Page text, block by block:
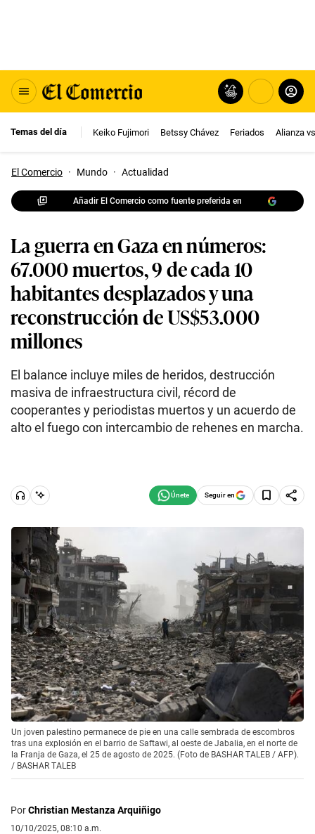
Temas del día Keiko Fujimori Betssy Chávez Feriados Alianza
El Comercio · Mundo · Actualidad
Añadir El Comercio como fuente preferida en
La guerra en Gaza en números:
67.000 muertos, 9 de cada 10
habitantes desplazados y una
reconstrucción de US$53.000
millones
El balance incluye miles de heridos, destrucción
masiva de infraestructura civil, récord de
cooperantes y periodistas muertos y un acuerdo de
alto el fuego con intercambio de rehenes en marcha.
Seguir en
Un joven palestino permanece de pie en una calle sembrada de escombros
tras una explosión en el barrio de Saftawi, al oeste de Jabalia, en el norte de
la Franja de Gaza, el 25 de agosto de 2025. (Foto de BASHAR TALEB / AFP).
/ BASHAR TALEB
PorChristian Mestanza Arquiñigo
10/10/2025, 08:10 a.m.